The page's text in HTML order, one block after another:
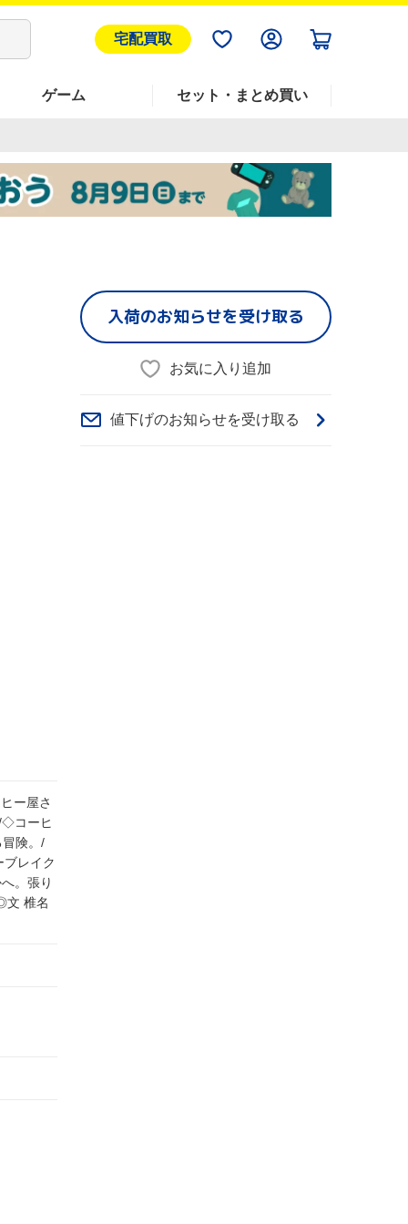
宅配買取
ゲーム セット・まとめ買い
ー屋さ
◇コーヒ
険。/
レイク
。張り
文 椎名
入荷のお知らせを受け取る
お気に入り追加
値下げのお知らせを受け取る